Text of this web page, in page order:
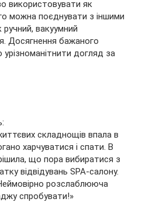
використовувати як
можна поєднувати з іншими
вакуумний
Досягнення бажаного
догляд за
складнощів впала в
харчуватися і спати. В
що пора вибиратися з
відвідувань SPA-салону.
розслаблююча
спробувати!»